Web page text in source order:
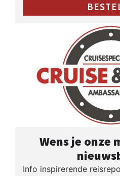
Wens je onze
Info inspirerende